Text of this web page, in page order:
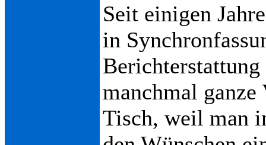
Seit einigen
in
manchmal
Tisch, weil man